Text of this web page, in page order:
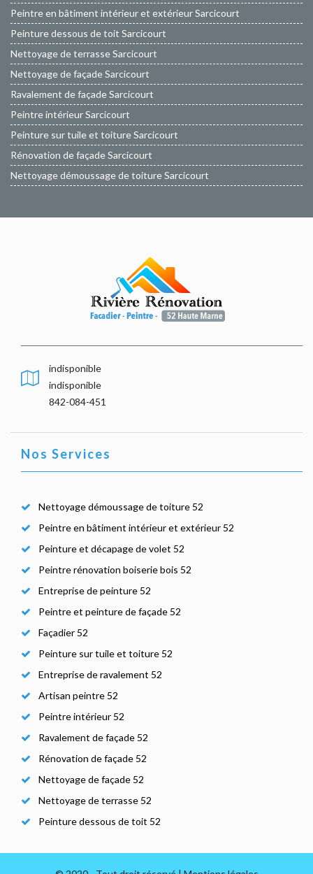
Peintre en bâtiment intérieur et extérieur Sarcicourt
Peinture dessous de toit Sarcicourt
Nettoyage de terrasse Sarcicourt
Nettoyage de façade Sarcicourt
Ravalement de façade Sarcicourt
Peintre intérieur Sarcicourt
Peinture sur tuile et toiture Sarcicourt
Rénovation de façade Sarcicourt
Nettoyage démoussage de toiture Sarcicourt
indisponible
indisponible
842-084-451
Nos Services
Nettoyage démoussage de toiture 52
Peintre en bâtiment intérieur et extérieur 52
Peinture et décapage de volet 52
Peintre rénovation boiserie bois 52
Entreprise de peinture 52
Peintre et peinture de façade 52
Façadier 52
Peinture sur tuile et toiture 52
Entreprise de ravalement 52
Artisan peintre 52
Peintre intérieur 52
Ravalement de façade 52
Rénovation de façade 52
Nettoyage de façade 52
Nettoyage de terrasse 52
Peinture dessous de toit 52